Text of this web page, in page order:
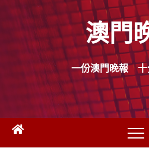
Skip
content
澳門
一份澳門晚報 十